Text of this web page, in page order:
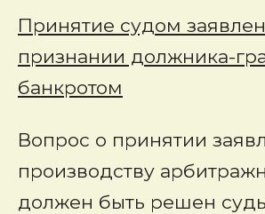
Принятие судом
признании должника-
банкротом
Вопрос о принятии
производству
должен быть решен